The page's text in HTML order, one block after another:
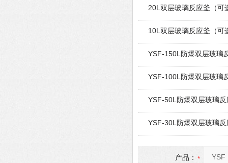
20L双层玻璃反应釜（可
10L双层玻璃反应釜（可
YSF-150L防爆双层玻璃
YSF-100L防爆双层玻璃
YSF-50L防爆双层玻璃反
YSF-30L防爆双层玻璃反
产品：